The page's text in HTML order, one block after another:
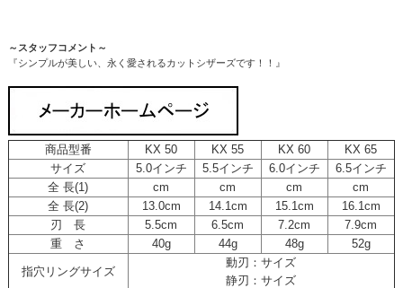
～スタッフコメント～
『シンプルが美しい、永く愛されるカットシザーズです！！』
商品型番 KX 50 KX 55 KX 60
KX 65
サイズ
5.0インチ 5.5インチ 6.0インチ
6.5インチ
全 長(1)
cm cm cm
cm
全 長(2)
13.0cm 14.1cm 15.1cm
16.1cm
刃 長
5.5cm 6.5cm 7.2cm
7.9cm
重 さ
40g 44g 48g 52g
指穴リングサイズ
動刃：サイズ
静刃：サイズ